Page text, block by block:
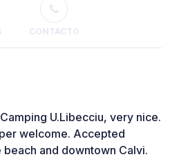
CONTACTO
U.Libecciu, very nice.
welcome. Accepted
and downtown Calvi.